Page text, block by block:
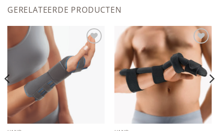
GERELATEERDE PRODUCTEN
Add to
wishlist
Add to
wishlist